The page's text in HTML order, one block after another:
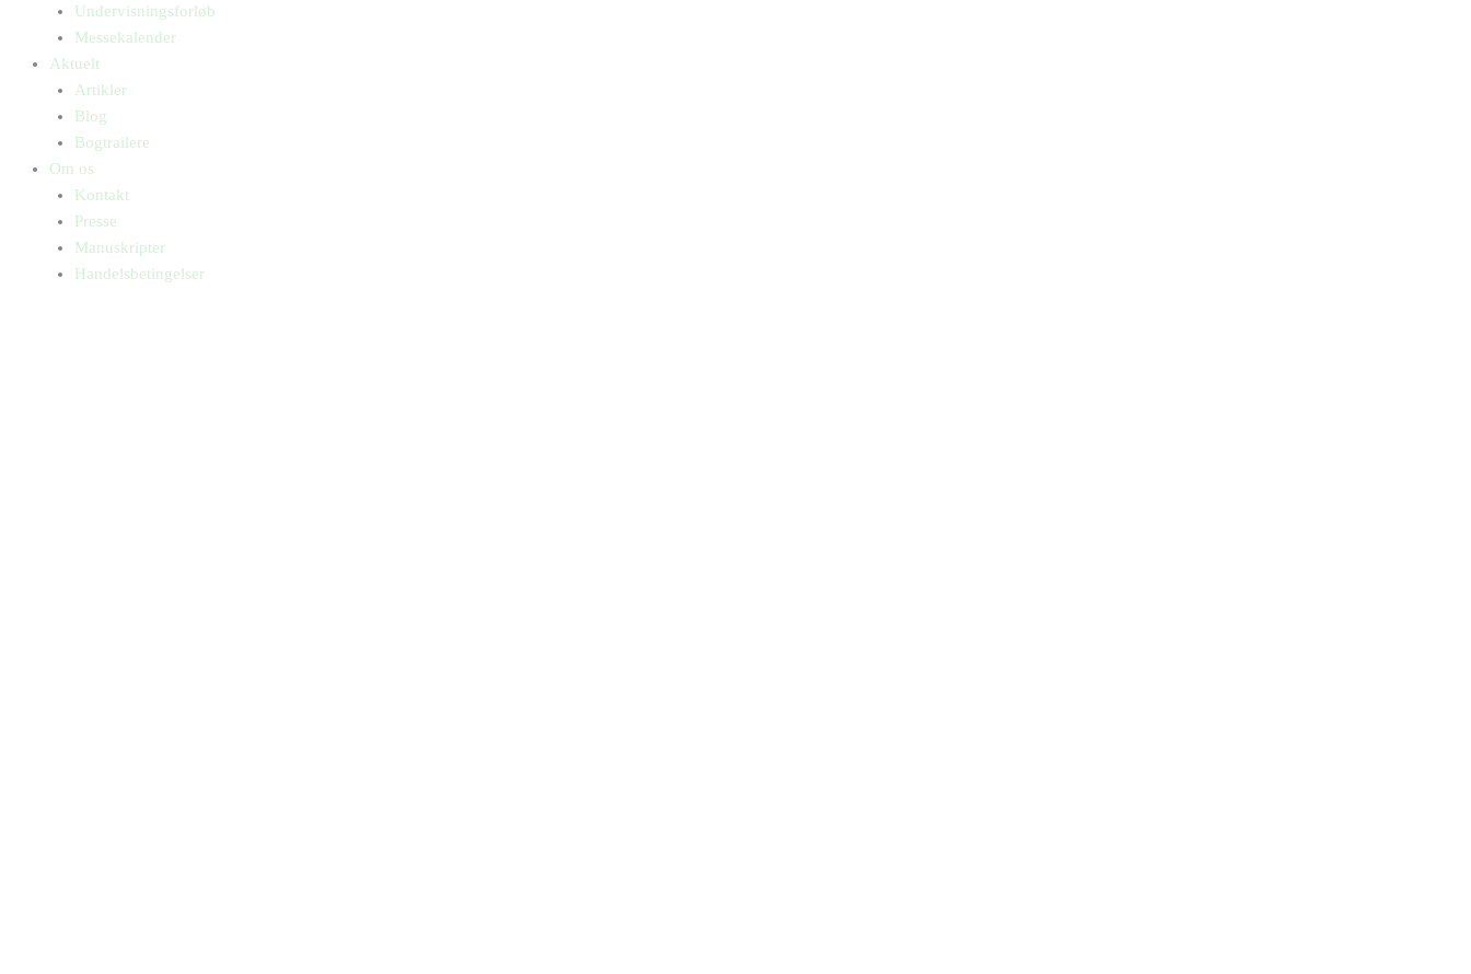
Undervisningsforløb
Messekalender
Aktuelt
Artikler
Blog
Bogtrailere
Om os
Kontakt
Presse
Manuskripter
Handelsbetingelser